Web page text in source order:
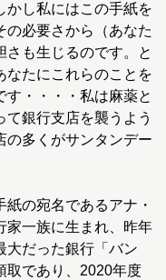
かし私にはこの手紙を
の必要さから（あなた
さも生じるのです。と
なたにこれらのことを
・・・・私は麻薬と
銀行支店を襲うよう
の多くがサンタンデー
の宛名であるアナ・
家一族に生まれ、昨年
大だった銀行「バン
取であり、2020年度